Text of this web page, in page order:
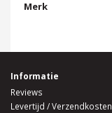
Merk
Informatie
Reviews
Levertijd / Verzendkosten